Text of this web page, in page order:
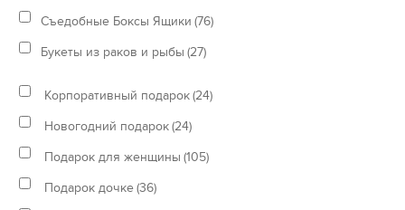
Съедобные Боксы Ящики (76)
Букеты из раков и рыбы (27)
Корпоративный подарок(24)
Новогодний подарок(24)
Подарок для женщины (105)
Подарок дочке(36)